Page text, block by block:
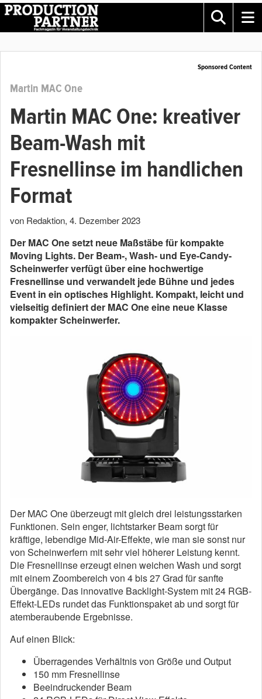
Sponsored Content
Martin MAC One
Martin MAC One: kreativer
Beam-Wash mit
Fresnellinse im handlichen
Format
von Redaktion, 4. Dezember 2023
Der MAC One setzt neue Maßstäbe für kompakte
Moving Lights. Der Beam-, Wash- und Eye-Candy-
Scheinwerfer verfügt über eine hochwertige
Fresnellinse und verwandelt jede Bühne und jedes
Event in ein optisches Highlight. Kompakt, leicht und
vielseitig definiert der MAC One eine neue Klasse
kompakter Scheinwerfer.
Der MAC One überzeugt mit gleich drei leistungsstarken
Funktionen. Sein enger, lichtstarker Beam sorgt für
kräftige, lebendige Mid-Air-Effekte, wie man sie sonst nur
von Scheinwerfern mit sehr viel höherer Leistung kennt.
Die Fresnellinse erzeugt einen weichen Wash und sorgt
mit einem Zoombereich von 4 bis 27 Grad für sanfte
Übergänge. Das innovative Backlight-System mit 24 RGB-
Effekt-LEDs rundet das Funktionspaket ab und sorgt für
atemberaubende Ergebnisse.
Auf einen Blick:
Überragendes Verhältnis von Größe und Output
150 mm Fresnellinse
Beeindruckender Beam